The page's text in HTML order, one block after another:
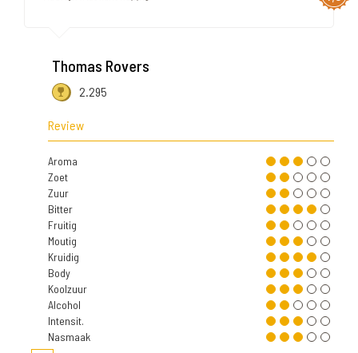
Thomas Rovers
2.295
Review
Aroma
Zoet
Zuur
Bitter
Fruitig
Moutig
Kruidig
Body
Koolzuur
Alcohol
Intensit.
Nasmaak